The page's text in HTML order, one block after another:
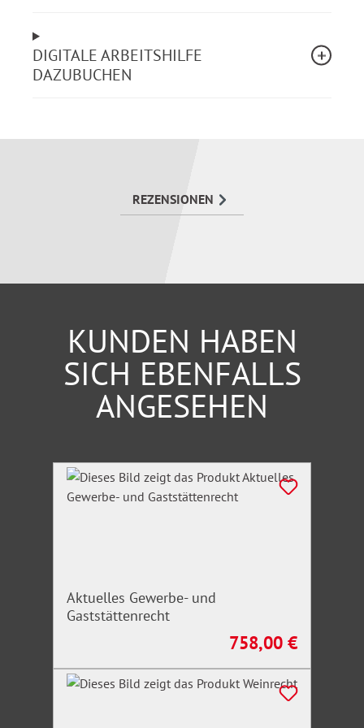
Besonders hilfreich sind die zahlreichen
Rundschreiben; sie präzisieren die
Verwaltungsvorschriften, Bestimmungen und
aktuell und gezielt geklärt werden können.
DIGITALE ARBEITSHILFE
DAZUBUCHEN
REZENSIONEN
KUNDEN HABEN
SICH EBENFALLS
ANGESEHEN
Produktgalerie überspringen
Aktuelles Gewerbe- und
Gaststättenrecht
Regulärer Preis:
758,00 €